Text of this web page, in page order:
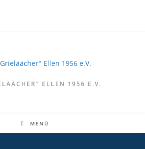
ELLEN 1956 E.V.
MENÜ